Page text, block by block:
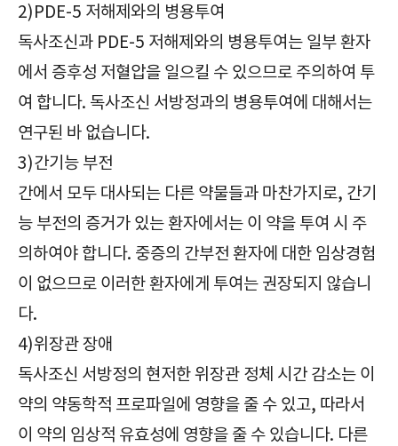
2)PDE-5 저해제와의 병용투여
독사조신과 PDE-5 저해제와의 병용투여는 일부 환자
에서 증후성 저혈압을 일으킬 수 있으므로 주의하여 투
여 합니다. 독사조신 서방정과의 병용투여에 대해서는
연구된 바 없습니다.
3)간기능 부전
간에서 모두 대사되는 다른 약물들과 마찬가지로, 간기
능 부전의 증거가 있는 환자에서는 이 약을 투여 시 주
의하여야 합니다. 중증의 간부전 환자에 대한 임상경험
이 없으므로 이러한 환자에게 투여는 권장되지 않습니
다.
4)위장관 장애
독사조신 서방정의 현저한 위장관 정체 시간 감소는 이
약의 약동학적 프로파일에 영향을 줄 수 있고, 따라서
이 약의 임상적 유효성에 영향을 줄 수 있습니다. 다른